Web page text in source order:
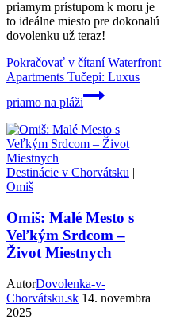
priamym prístupom k moru je
to ideálne miesto pre dokonalú
dovolenku už teraz!
Pokračovať v čítaníWaterfront
Apartments Tučepi: Luxus
priamo na pláži
Destinácie v Chorvátsku |
Omiš
Omiš: Malé Mesto s
Veľkým Srdcom –
Život Miestnych
AutorDovolenka-v-
Chorvátsku.sk 14. novembra
2025